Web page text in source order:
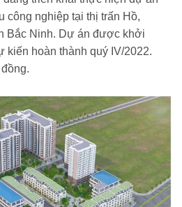
công nghiệp tại thị trấn Hồ,
Bắc Ninh. Dự án được khởi
kiến hoàn thành quý IV/2022.